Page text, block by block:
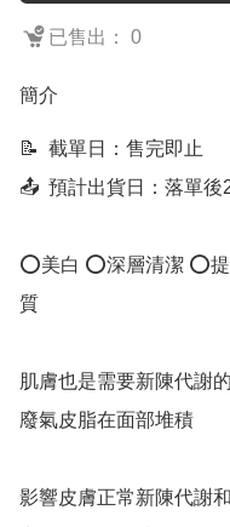
已售出： 0
簡介
📝  截單日：售完即止
📤  預計出貨日：落單後
⭕美白 ⭕深層清潔 ⭕
質
肌膚也是需要新陳代謝
廢氣皮脂在面部堆積
影響皮膚正常新陳代謝